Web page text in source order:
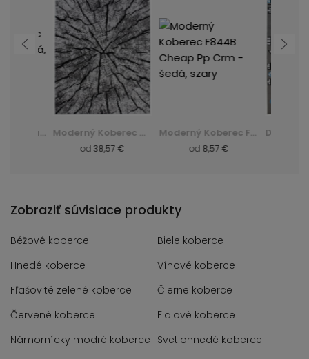
Moderný Koberec Q710A Luxury Pp Esm - biela, biały
od38,57 €
Moderný Koberec F844B Cheap Pp Crm - šedá, szary
od8,57 €
Zobraziť súvisiace produkty
Béžové koberce
Biele koberce
Hnedé koberce
Vínové koberce
Fľašovité zelené koberce
Čierne koberce
Červené koberce
Fialové koberce
Námornícky modré koberce Svetlohnedé koberce